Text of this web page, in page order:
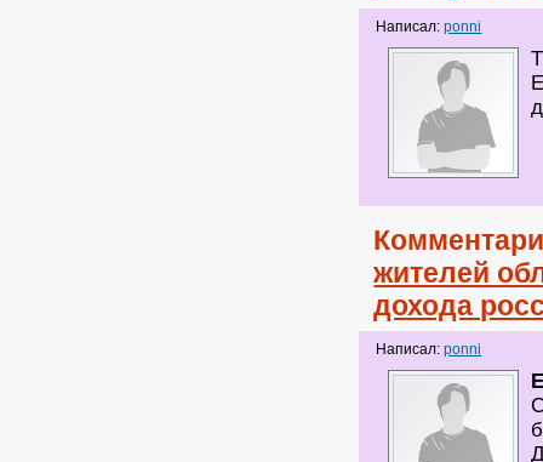
Написал:ponni
жителей
дохода
Написал:ponni